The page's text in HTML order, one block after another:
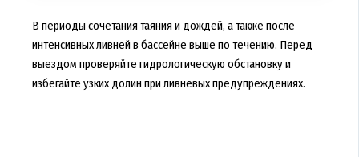
В периоды сочетания таяния и дождей, а также после
интенсивных ливней в бассейне выше по течению. Перед
выездом проверяйте гидрологическую обстановку и
избегайте узких долин при ливневых предупреждениях.